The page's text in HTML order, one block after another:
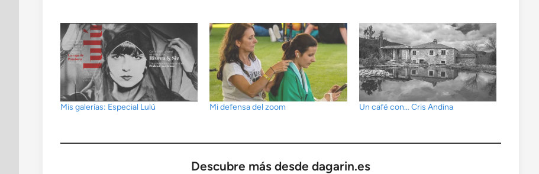
Mis galerías: Especial Lulú Mi defensa del zoom Un café con… Cris Andina
Descubre más desde dagarin.es